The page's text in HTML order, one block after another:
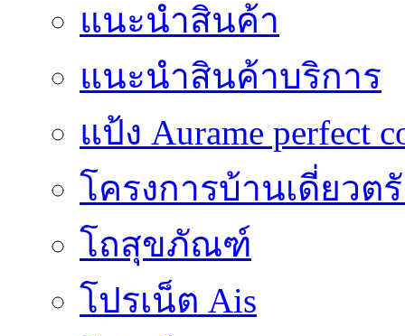
แนะนำสินค้า
แนะนำสินค้าบริการ
แป้ง Aurame perfect
โครงการบ้านเดี่ยวต
โถสุขภัณฑ์
โปรเน็ต Ais